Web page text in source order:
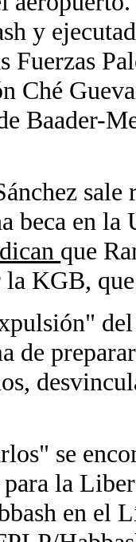
y
Fuerzas
Ché
Baader-
beca en
que
la KGB,
de
se
la
en el